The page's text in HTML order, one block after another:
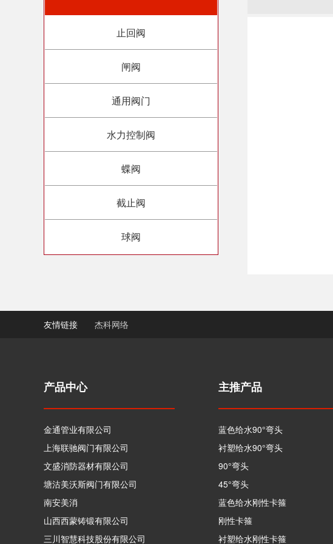
止回阀
闸阀
通用阀门
水力控制阀
蝶阀
截止阀
球阀
友情链接 杰科网络
产品中心
金通管业有限公司
上海联驰阀门有限公司
文盛消防器材有限公司
塘沽美沃斯阀门有限公司
南安美消
山西西蒙铸锻有限公司
三川智慧科技股份有限公司
主推产品
蓝色给水90°弯头
衬塑给水90°弯头
90°弯头
45°弯头
蓝色给水刚性卡箍
刚性卡箍
衬塑给水刚性卡箍